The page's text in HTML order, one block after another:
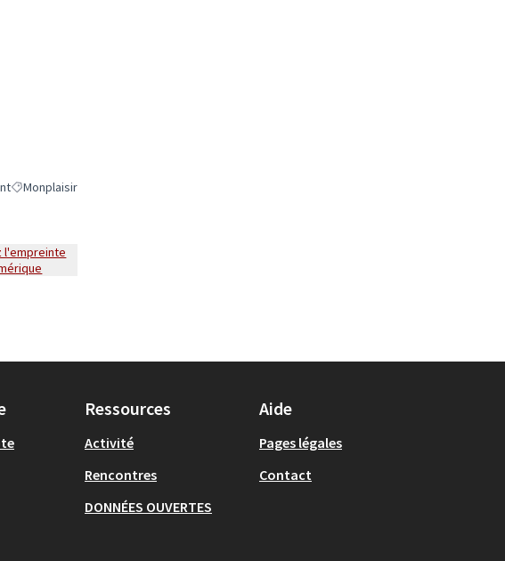
Nature en ville et Environnement
Filtrer les résultats pour le secteur : Monplaisir
Monplaisir
Ressources
Activité
Rencontres
DONNÉES OUVERTES
Aide
Pages légales
Contact